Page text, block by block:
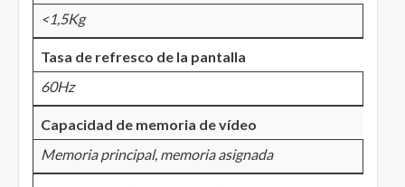
<1,5Kg
Tasa de refresco de la pantalla
60Hz
Capacidad de memoria de vídeo
Memoria principal, memoria asignada